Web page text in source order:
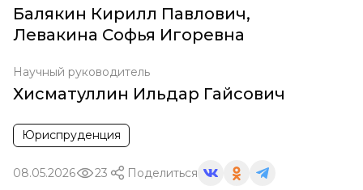
Балякин Кирилл Павлович,
Левакина Софья Игоревна
Научный руководитель
Хисматуллин Ильдар Гайсович
Юриспруденция
08.05.2026 23 Поделиться